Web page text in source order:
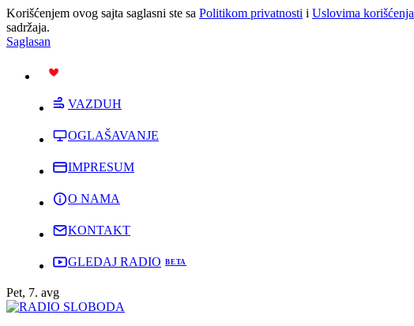
Korišćenjem ovog sajta saglasni ste sa Politikom privatnosti i Uslovima korišćenja
sadržaja.
Saglasan
VAZDUH
OGLAŠAVANJE
IMPRESUM
O NAMA
KONTAKT
GLEDAJ RADIO
Pet, 7. avg